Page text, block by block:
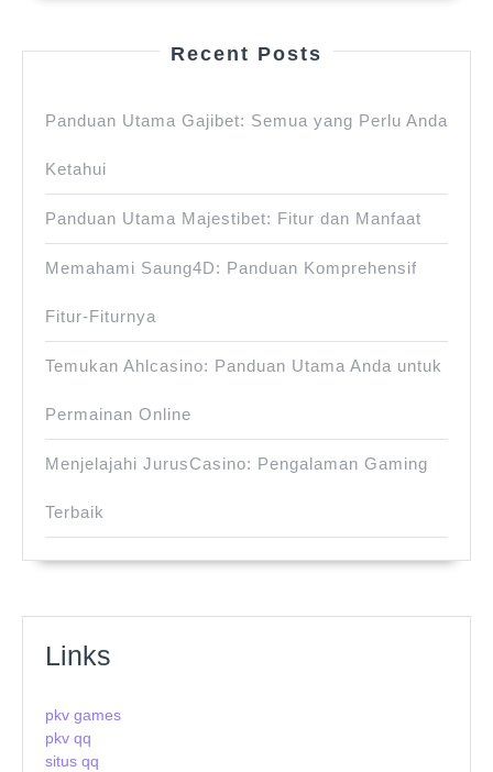
Recent Posts
Panduan Utama Gajibet: Semua yang Perlu Anda
Ketahui
Panduan Utama Majestibet: Fitur dan Manfaat
Memahami Saung4D: Panduan Komprehensif
Fitur-Fiturnya
Temukan Ahlcasino: Panduan Utama Anda untuk
Permainan Online
Menjelajahi JurusCasino: Pengalaman Gaming
Terbaik
Links
pkv games
pkv qq
situs qq